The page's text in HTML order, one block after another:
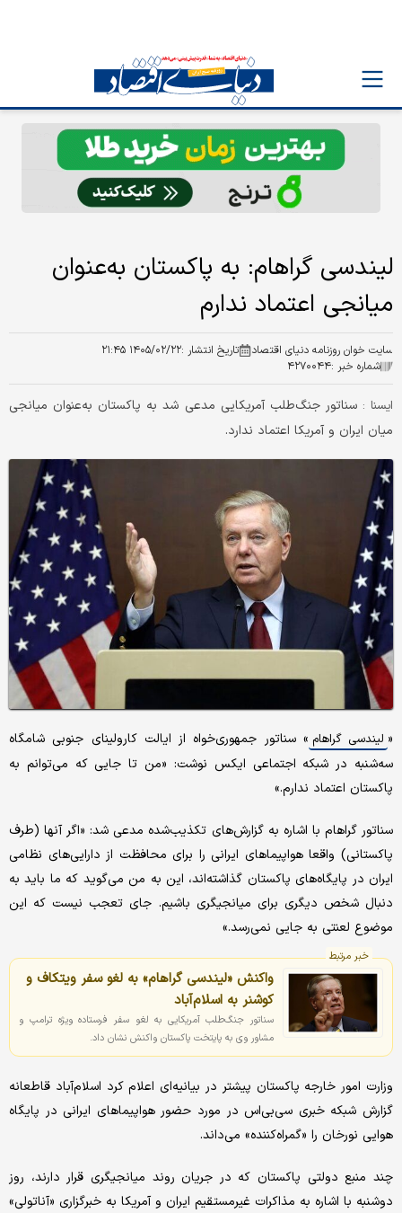
لیندسی گراهام: به پاکستان به‌عنوان
میانجی اعتماد ندارم
سایت خوان روزنامه دنیای اقتصاد تاریخ انتشار :۱۴۰۵/۰۲/۲۲ ۲۱:۴۵
شماره خبر :۴۲۷۰۰۴۴
ايسنا :سناتور جنگ‌طلب آمریکایی مدعی شد به پاکستان به‌عنوان میانجی
میان ایران و آمریکا اعتماد ندارد.
« لیندسی گراهام » سناتور جمهوری‌خواه از ایالت کارولینای جنوبی شامگاه
سه‌شنبه در شبکه اجتماعی ایکس نوشت: «من تا جایی که می‌توانم به
پاکستان اعتماد ندارم.»
سناتور گراهام با اشاره به گزارش‌های تکذیب‌شده مدعی شد: «اگر آنها (طرف
پاکستانی) واقعا هواپیماهای ایرانی را برای محافظت از دارایی‌های نظامی
ایران در پایگاه‌های پاکستان گذاشته‌اند، این به من می‌گوید که ما باید به
دنبال شخص دیگری برای میانجیگری باشیم. جای تعجب نیست که این
موضوع لعنتی به جایی نمی‌رسد.»
خبر مرتبط
واکنش «لیندسی گراهام» به لغو سفر ویتکاف و
کوشنر به اسلام‌آباد
سناتور جنگ‌طلب آمریکایی به لغو سفر فرستاده ویژه ترامپ و
مشاور وی به پایتخت پاکستان واکنش نشان داد.
وزارت امور خارجه پاکستان پیشتر در بیانیه‌ای اعلام کرد اسلام‌آباد قاطعانه
گزارش شبکه خبری سی‌بی‌اس در مورد حضور هواپیماهای ایرانی در پایگاه
هوایی نورخان را «گمراه‌کننده» می‌داند.
چند منبع دولتی پاکستان که در جریان روند میانجیگری قرار دارند، روز
دوشنبه با اشاره به مذاکرات غیرمستقیم ایران و آمریکا به خبرگزاری «آناتولی»